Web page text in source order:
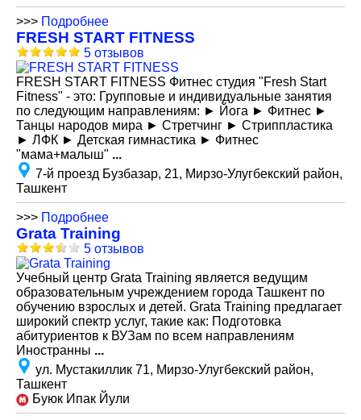
>>> Подробнее
FRESH START FITNESS
5 отзывов
FRESH START FITNESS Фитнес студия "Fresh Start
Fitness" - это: Групповые и индивидуальные занятия
по следующим направлениям: ► Йога ► Фитнес ►
Танцы народов мира ► Стретчинг ► Стриппластика
► ЛФК ► Детская гимнастика ► Фитнес
"мама+малыш" ...
7-й проезд Бузбазар, 21, Мирзо-Улугбекский район,
Ташкент
>>> Подробнее
Grata Training
5 отзывов
Учебный центр Grata Training является ведущим
образовательным учреждением города Ташкент по
обучению взрослых и детей. Grata Training предлагает
широкий спектр услуг, такие как: Подготовка
абитуриентов к ВУЗам по всем направлениям
Иностранны ...
ул. Мустакиллик 71, Мирзо-Улугбекский район,
Ташкент
Буюк Ипак Йули